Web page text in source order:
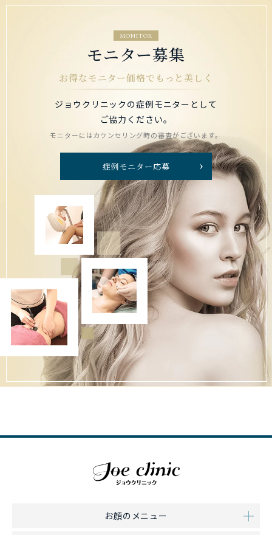
MONITOR
モニター募集
お得なモニター価格でもっと美しく
ジョウクリニックの症例モニターとして
ご協力ください。
モニターにはカウンセリング時の審査がございます。
症例モニター応募
お顔のメニュー